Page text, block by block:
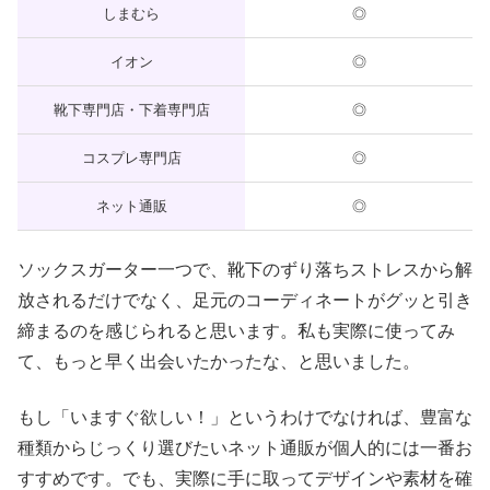
しまむら ◎
イオン ◎
靴下専門店・下着専門店 ◎
コスプレ専門店 ◎
ネット通販 ◎
ソックスガーター一つで、靴下のずり落ちストレスから解
放されるだけでなく、足元のコーディネートがグッと引き
締まるのを感じられると思います。私も実際に使ってみ
て、もっと早く出会いたかったな、と思いました。
もし「いますぐ欲しい！」というわけでなければ、豊富な
種類からじっくり選びたいネット通販が個人的には一番お
すすめです。でも、実際に手に取ってデザインや素材を確